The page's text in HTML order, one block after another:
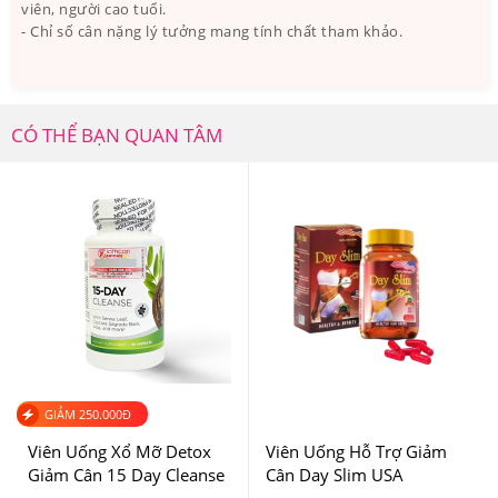
Goli Apple Cider Vinegar Gummies giúp bổ sung vitamin
và các chất dinh dưỡng
3.Kẹo Dẻo Giấm Táo Hỗ Trợ Giảm Cân Goli
Apple Cider Vinegar Gummies 60 Viên Có Tốt
Không? Ai Đã Sử Dụng?
viên, người cao tuổi.
- Chỉ số cân nặng lý tưởng mang tính chất tham khảo.
CÓ THỂ BẠN QUAN TÂM
GIẢM 250.000Đ
Viên Uống Xổ Mỡ Detox
Giảm Cân 15 Day Cleanse
Viên Uống Hỗ Trợ Giảm
Cân Day Slim USA